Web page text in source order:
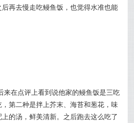
再去慢走吃鳗鱼饭，也觉得水准也能
来在点评上看到说他家的鳗鱼饭是三吃
第二种是拌上芥末、海苔和葱花，味
的汤，鲜美清新。之后跑去这么吃了